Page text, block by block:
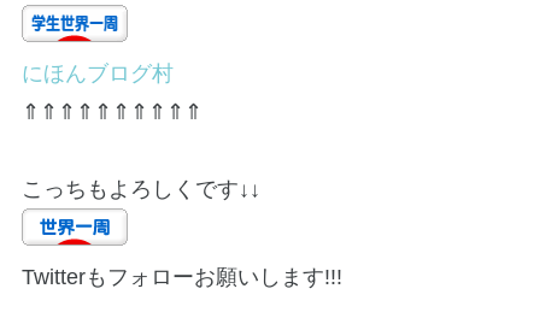
にほんブログ村
⇑⇑⇑⇑⇑⇑⇑⇑⇑⇑
こっちもよろしくです↓↓
Twitterもフォローお願いします!!!